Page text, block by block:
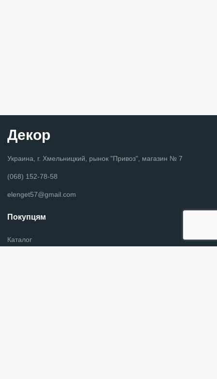
Декор
Украина, г. Хмельницкий, рынок "Привоз", магазин № 7
(068) 152-78-58
elenget57@gmail.com
Покупцям
Каталог